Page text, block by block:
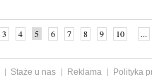
3 4 5 6 7 8 9 10 ...
Staże u nas Reklama
Polityka